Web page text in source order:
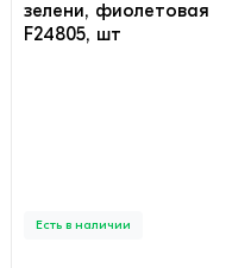
зелени, фиолетовая
F24805, шт
Есть в наличии